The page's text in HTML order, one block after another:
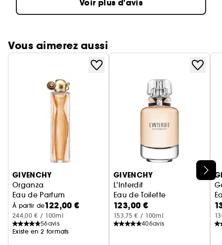
Voir plus d'avis
Vous aimerez aussi
Ignorer le carrousel produits
GIVENCHY
Organza
Eau de Parfum
À partir de122,00 €
244,00 € / 100ml
56avis
Existe en 2 formats
GIVENCHY
L'Interdit
Eau de Toilette
123,00 €
153,75 € / 100ml
406avis